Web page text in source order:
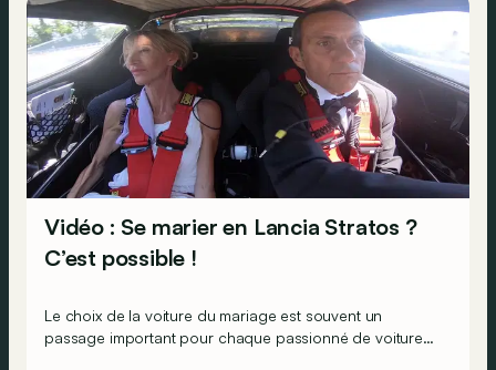
Vidéo : Se marier en Lancia Stratos ?
C’est possible !
Le choix de la voiture du mariage est souvent un
passage important pour chaque passionné de voiture